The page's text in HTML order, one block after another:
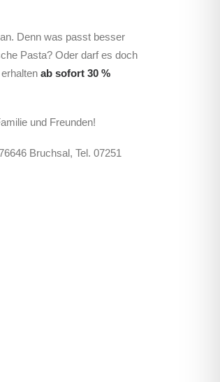
Denn was passt besser
Pasta? Oder darf es doch
ab sofort 30 %
und Freunden!
Bruchsal, Tel. 07251